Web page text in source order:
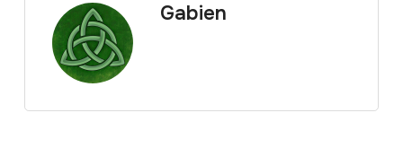
Gabien